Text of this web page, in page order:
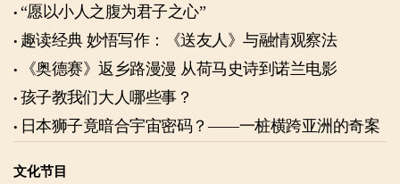
“愿以小人之腹为君子之心”
趣读经典 妙悟写作：《送友人》与融情观察法
《奥德赛》返乡路漫漫 从荷马史诗到诺兰电影
孩子教我们大人哪些事？
日本狮子竟暗合宇宙密码？——一桩横跨亚洲的奇案
文化节目